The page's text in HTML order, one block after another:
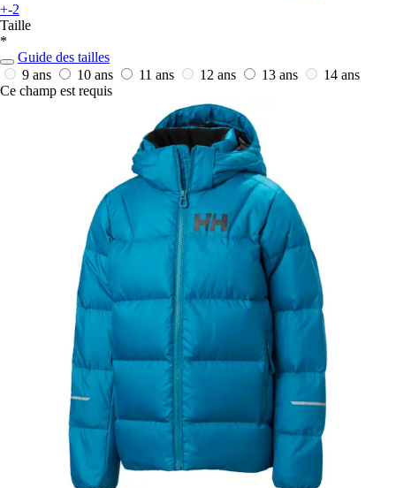
+-2
Taille
*
Guide des tailles
9 ans
10 ans 11 ans 12 ans 13 ans
14 ans
Ce champ est requis